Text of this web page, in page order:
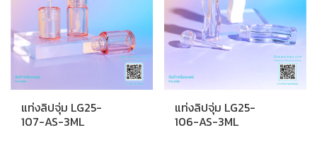
แท่งลิปจุ่ม LG25-
107-AS-3ML
แท่งลิปจุ่ม LG25-
106-AS-3ML